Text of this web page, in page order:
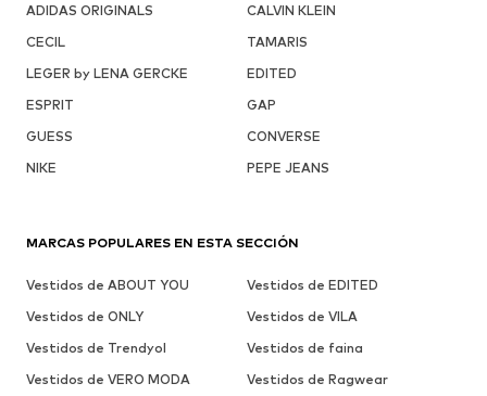
ADIDAS ORIGINALS
CALVIN KLEIN
CECIL
TAMARIS
LEGER by LENA GERCKE
EDITED
ESPRIT
GAP
GUESS
CONVERSE
NIKE
PEPE JEANS
MARCAS POPULARES EN ESTA SECCIÓN
Vestidos de ABOUT YOU
Vestidos de EDITED
Vestidos de ONLY
Vestidos de VILA
Vestidos de Trendyol
Vestidos de faina
Vestidos de VERO MODA
Vestidos de Ragwear